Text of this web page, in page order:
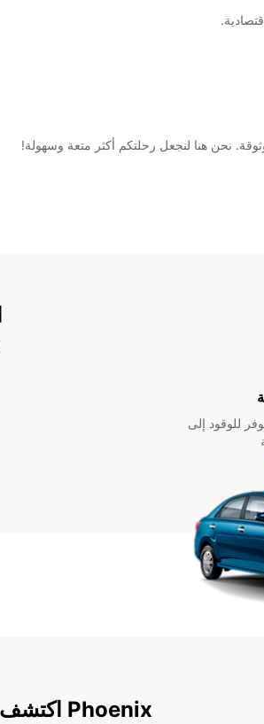
للوقود إلى
اكتشف محطاتنا الشهيرة حول Phoenix